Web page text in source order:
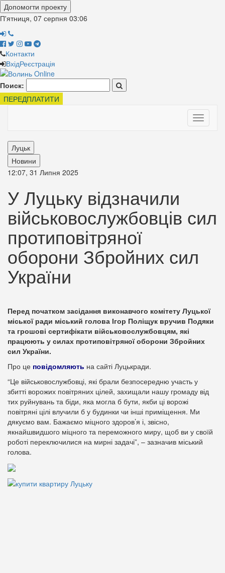
Допомогти проекту
П'ятниця, 07 серпня 03:06
Контакти
ВхідРеєстрація
Поиск:
ПЕРЕДПЛАТИТИ
Toggle
Луцьк
Новини
12:07, 31 Липня 2025
У Луцьку відзначили
військовослужбовців сил
протиповітряної
оборони Збройних сил
України
Перед початком засідання виконавчого комітету Луцької
міської ради міський голова Ігор Поліщук вручив Подяки
та грошові сертифікати військовослужбовцям, які
працюють у силах протиповітряної оборони Збройних
сил України.
Про це повідомляють на сайті Луцькради.
“Це військовослужбовці, які брали безпосередню участь у
збитті ворожих повітряних цілей, захищали нашу громаду від
тих руйнувань та біди, яка могла б бути, якби ці ворожі
повітряні цілі влучили б у будинки чи інші приміщення. Ми
дякуємо вам. Бажаємо міцного здоров’я і, звісно,
якнайшвидшого міцного та переможного миру, щоб ви у своїй
роботі переключилися на мирні задачі”, – зазначив міський
голова.